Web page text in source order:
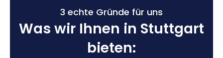
3 echte Gründe für uns
Was wir Ihnen in Stuttgart
bieten: